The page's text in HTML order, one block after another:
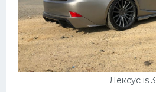
Лексус is 3